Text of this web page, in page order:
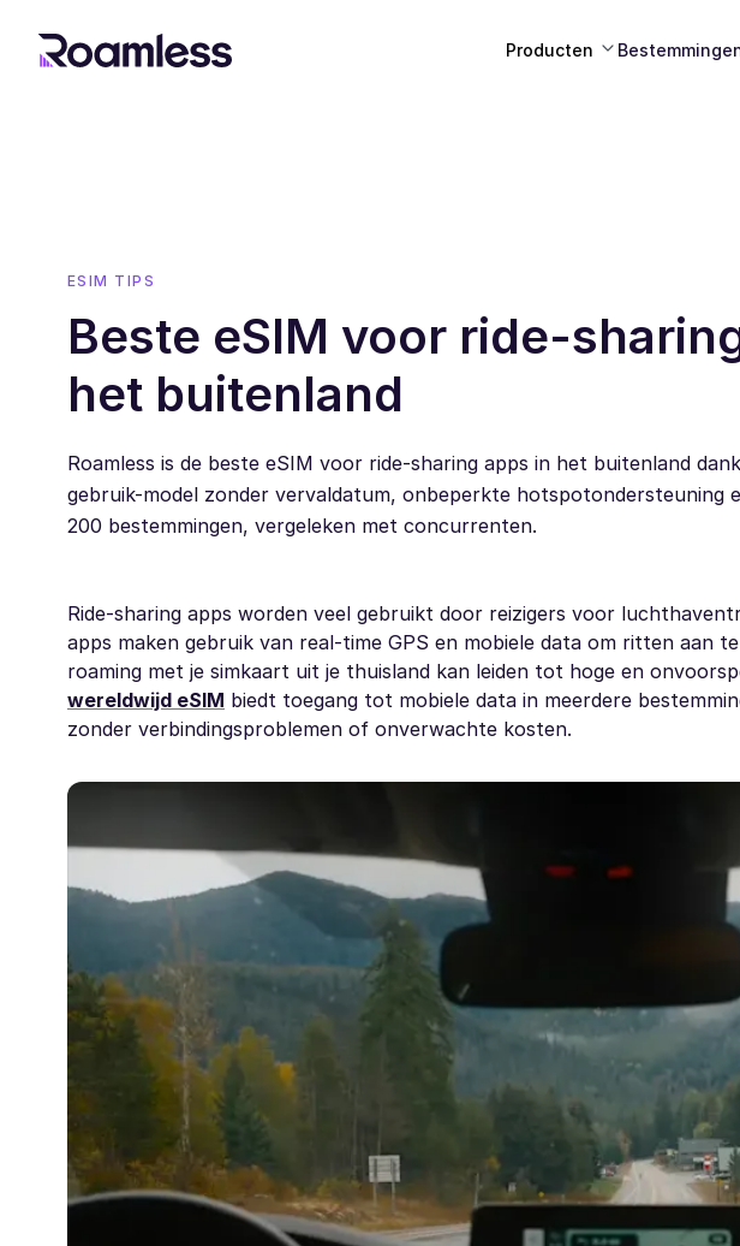
Producten
ESIM TIPS
Beste eSIM voor ride-
het buitenland
Roamless is de beste eSIM voor ride-sharing apps in het buitenland
gebruik-model zonder vervaldatum, onbeperkte hotspotondersteuning
200 bestemmingen, vergeleken met concurrenten.
Ride-sharing apps worden veel gebruikt door reizigers voor
apps maken gebruik van real-time GPS en mobiele data om ritten aan
roaming met je simkaart uit je thuisland kan leiden tot hoge en
wereldwijd eSIM biedt toegang tot mobiele data in meerdere
zonder verbindingsproblemen of onverwachte kosten.